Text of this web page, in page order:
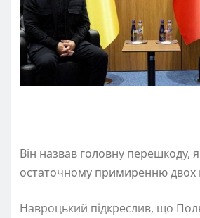
Він назвав головну перешкоду,
остаточному примиренню двох
Навроцький підкреслив, що